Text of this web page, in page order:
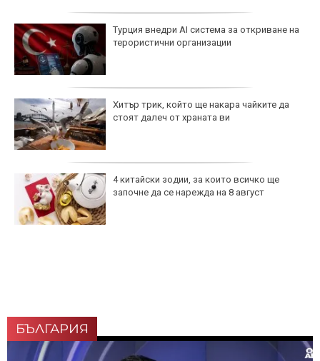
Турция внедри AI система за откриване на
терористични организации
Хитър трик, който ще накара чайките да
стоят далеч от храната ви
4 китайски зодии, за които всичко ще
започне да се нарежда на 8 август
БЪЛГАРИЯ